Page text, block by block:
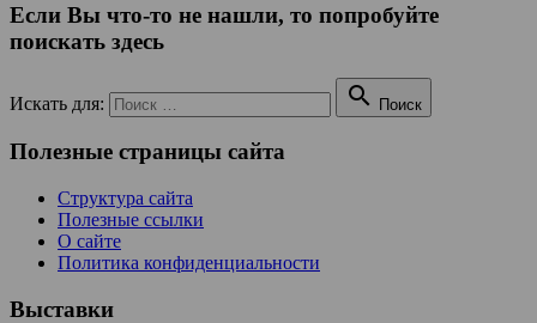
Если Вы что-то не нашли, то попробуйте
поискать здесь
Искать для:  Поиск
Полезные страницы сайта
Структура сайта
Полезные ссылки
О сайте
Политика конфиденциальности
Выставки